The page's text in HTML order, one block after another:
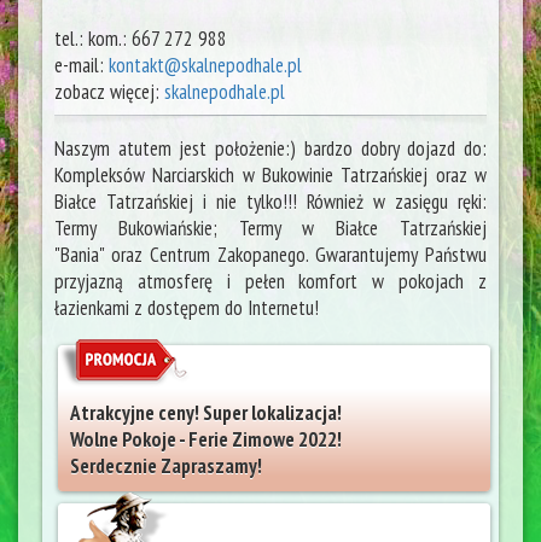
tel.: kom.: 667 272 988
e-mail: kontakt@skalnepodhale.pl
zobacz więcej: skalnepodhale.pl
Naszym atutem jest położenie:) bardzo dobry dojazd do:
Kompleksów Narciarskich w Bukowinie Tatrzańskiej oraz w
Białce Tatrzańskiej i nie tylko!!! Również w zasięgu ręki:
Termy Bukowiańskie; Termy w Białce Tatrzańskiej
"Bania" oraz Centrum Zakopanego. Gwarantujemy Państwu
przyjazną atmosferę i pełen komfort w pokojach z
łazienkami z dostępem do Internetu!
Atrakcyjne ceny! Super lokalizacja!
Wolne Pokoje - Ferie Zimowe 2022!
Serdecznie Zapraszamy!